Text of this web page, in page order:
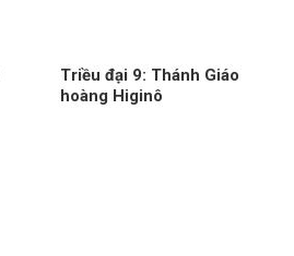
Triều đại 9: Thánh Giáo
hoàng Higinô